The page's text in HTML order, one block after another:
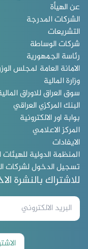
عن الهيأة
الشركات المدرجة
التشريعات
شركات الوساطة
رئاسة الجمهورية
الامانة العامة لمجلس
وزارة المالية
سوق العراق للاوراق
البنك المركزي العراقي
بوابة اور الالكترونية
المركز الاعلامي
الايفادات
المنظمة الدولية للهيئات
تسجيل الدخول لشركات
للاشتراك بالنشرة